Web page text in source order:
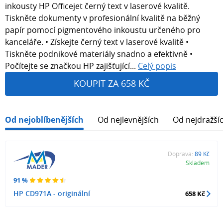
inkousty HP Officejet černý text v laserové kvalitě.
Tiskněte dokumenty v profesionální kvalitě na běžný
papír pomocí pigmentového inkoustu určeného pro
kanceláře. • Získejte černý text v laserové kvalitě •
Tiskněte podnikové materiály snadno a efektivně •
Počítejte se značkou HP zajišťující... Celý popis
KOUPIT ZA 658 KČ
Od nejoblíbenějších Od nejlevnějších Od
91 %
HP CD971A - originální
Doprava: 89 Kč
Skladem
658 Kč